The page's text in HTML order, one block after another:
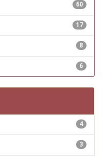
60
17
8
6
4
3